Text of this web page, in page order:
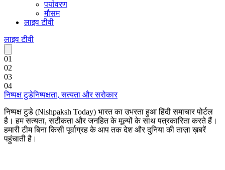
पर्यावरण
मौसम
लाइव टीवी
लाइव टीवी
01
02
03
04
निष्पक्ष टुडेनिष्पक्षता, सत्यता और सरोकार
निष्पक्ष टुडे (Nishpaksh Today) भारत का उभरता हुआ हिंदी समाचार पोर्टल
है। हम सत्यता, सटीकता और जनहित के मूल्यों के साथ पत्रकारिता करते हैं।
हमारी टीम बिना किसी पूर्वाग्रह के आप तक देश और दुनिया की ताज़ा ख़बरें
पहुंचाती है।